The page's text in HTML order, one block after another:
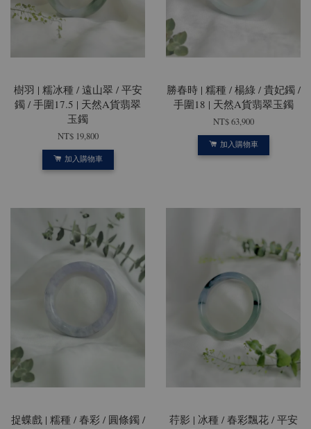
樹羽 | 糯冰種 / 遠山翠 / 平安
鐲 / 手圍17.5 | 天然A貨翡翠
玉鐲
NT$ 19,800
加入購物車
勝春時 | 糯種 / 楊綠 / 貴妃鐲 /
手圍18 | 天然A貨翡翠玉鐲
NT$ 63,900
加入購物車
捉蝶戲 | 糯種 / 春彩 / 圓條鐲 /
荇影 | 冰種 / 春彩飄花 / 平安